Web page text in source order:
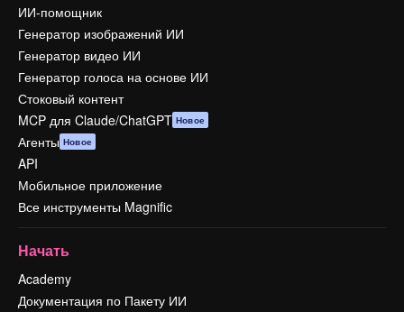
ИИ-помощник
Генератор изображений ИИ
Генератор видео ИИ
Генератор голоса на основе ИИ
Стоковый контент
MCP для Claude/ChatGPT Новое
Агенты Новое
API
Мобильное приложение
Все инструменты Magnific
Начать
Academy
Документация по Пакету ИИ